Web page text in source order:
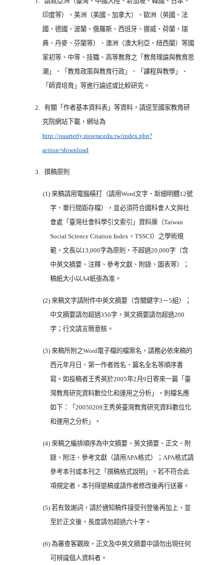
印度等）、美洲（美國、加拿大）、歐洲（英國、法
國、德國、波蘭、俄羅斯、西班牙、挪威、荷蘭、瑞
典、丹麥、芬蘭等）、澳洲（澳大利亞、紐西蘭）等國
家初等、中等、技職、高等教育之「教育理論與教育思
潮」、「教育政策與教育行政」、「課程與教學」、
「師資培育」等進行論述或比較研究。
2. 有關「作者基本資料表」等資料，請逕至國家教育研
究院網站下載，網址為
http://quarterly.nioerar.edu.tw/index.php?
action=download（另開新視窗）
3. 撰稿原則
(1) 來稿請用電腦橫打（請用Word文字、新細明體12號
字、單行間距存檔），並必須符合國科會人文與社
會處「臺灣社會科學引文索引」資料庫（Taiwan
Social Science Citation Index ，TSSCI）之學術規
範，文長以13,000字為原則，不超過20,000字（含
中英文摘要、注釋、參考文獻、附錄、圖表等）；
稿紙大小以A4紙張為准。
(2) 來稿文字請附件中英文摘要（含關鍵字3－5組）；
中文摘要請勿超過350字，英文摘要請勿超過200
字；行文請言簡意賅。
(3) 來稿所附之Word電子檔的檔案名，請務必依來稿的
西元年月日、第一作者姓名、篇名全名等順序書
寫。如投稿者王秀英於2005年2月9 日寄來一篇「臺
灣教育研究資料數位化和運用之分析」，則檔名應
如下：「20050209 王秀英臺灣教育研究資料數位化
和運用之分析」。
(4) 來稿之編排順序為中文摘要、英文摘要、正文、附
錄、附注、參考文獻（請用APA格式）；APA格式請
參考本刊或本刊之「撰稿格式說明」。若不符合此
項規定者，本刊得退稿或請作者修改後再行送審。
(5) 若有致謝詞，請於通知稿件接受刊登後再加上，並
至於正文後，長度請勿超過六十字。
(6) 為審查客觀故，正文及中英文摘要中請勿出現任何
可辨識個人資料者。